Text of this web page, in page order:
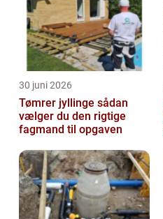
30 juni 2026
Tømrer jyllinge sådan
vælger du den rigtige
fagmand til opgaven